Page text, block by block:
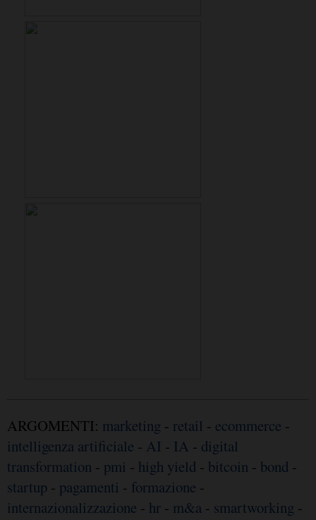
ARGOMENTI: marketing - retail - ecommerce -
intelligenza artificiale - AI - IA - digital
transformation - pmi - high yield - bitcoin - bond -
startup - pagamenti - formazione -
internazionalizzazione - hr - m&a - smartworking -